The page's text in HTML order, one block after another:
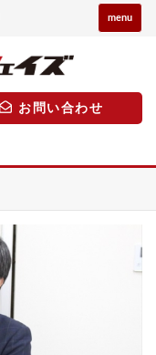
menu
お問い合わせ